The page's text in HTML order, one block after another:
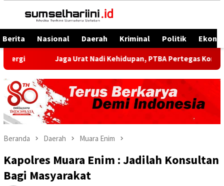
Menu
Mobile
Berita Nasional Daerah Kriminal Politik
Jaga Urat Nadi Kehidupan, PTBA Pertegas Komitmen
Beranda Daerah Muara Enim
Kapolres Muara Enim : Jadilah Konsultan
Bagi Masyarakat